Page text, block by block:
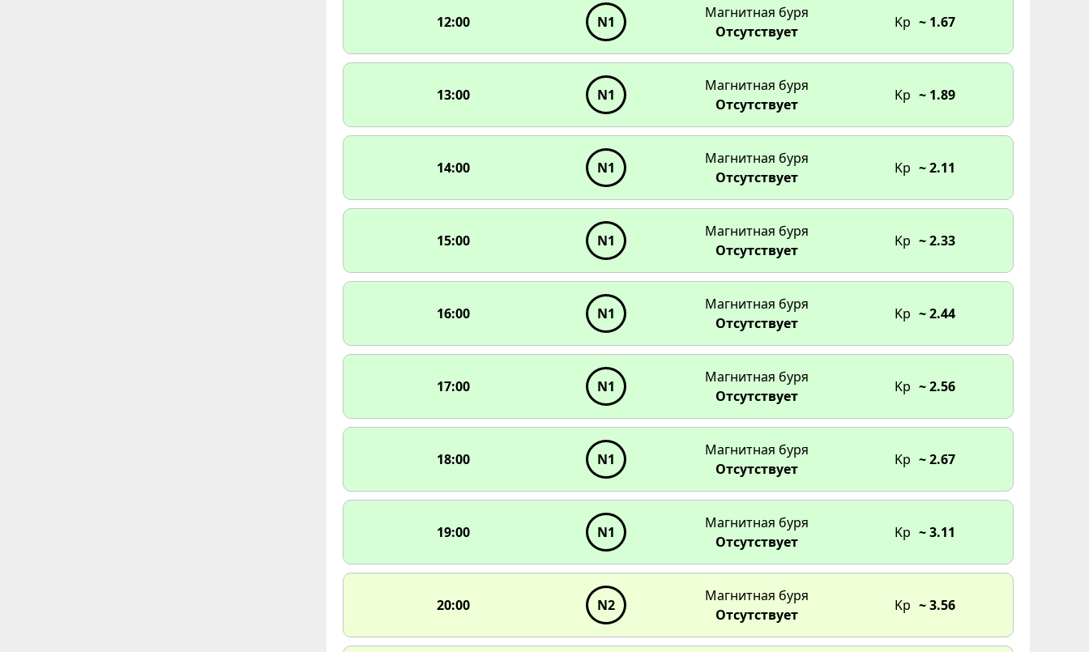
12:00 N1
Магнитная буря
Отсутствует
Kp ~ 1.67
13:00 N1
Магнитная буря
Отсутствует
Kp ~ 1.89
14:00 N1
Магнитная буря
Отсутствует
Kp ~ 2.11
15:00 N1
Магнитная буря
Отсутствует
Kp ~ 2.33
16:00 N1
Магнитная буря
Отсутствует
Kp ~ 2.44
17:00 N1
Магнитная буря
Отсутствует
Kp ~ 2.56
18:00 N1
Магнитная буря
Отсутствует
Kp ~ 2.67
19:00 N1
Магнитная буря
Отсутствует
Kp ~ 3.11
20:00 N2
Магнитная буря
Отсутствует
Kp ~ 3.56